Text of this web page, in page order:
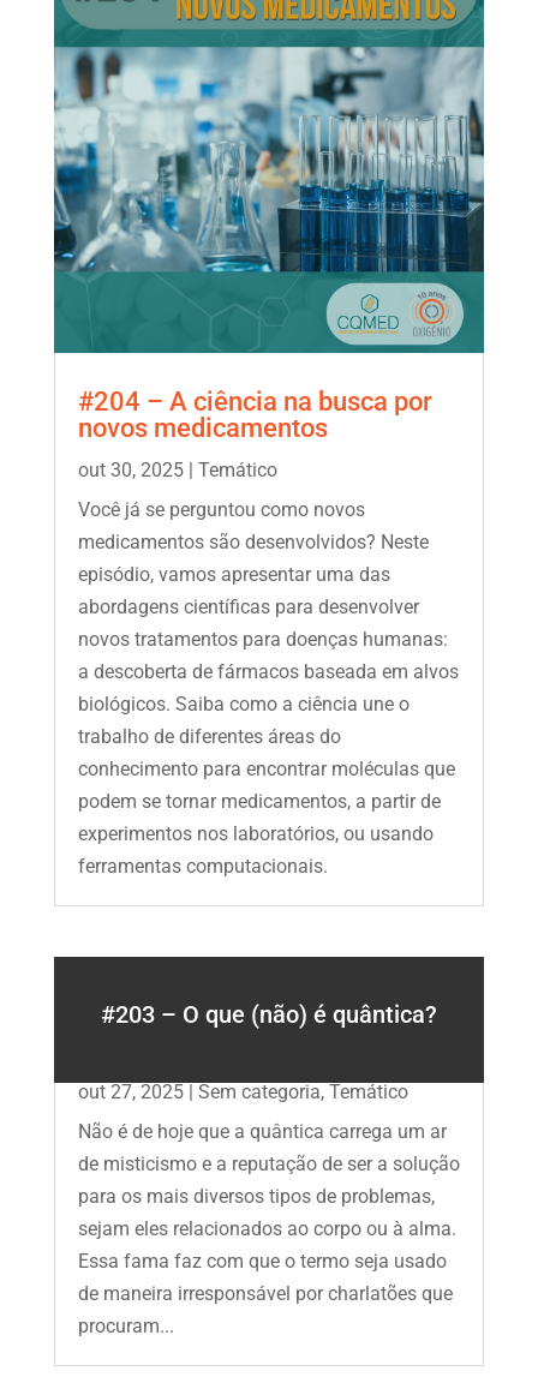
#204 – A ciência na busca por
novos medicamentos
out 30, 2025| Temático
Você já se perguntou como novos
medicamentos são desenvolvidos? Neste
episódio, vamos apresentar uma das
abordagens científicas para desenvolver
novos tratamentos para doenças humanas:
a descoberta de fármacos baseada em alvos
biológicos. Saiba como a ciência une o
trabalho de diferentes áreas do
conhecimento para encontrar moléculas que
podem se tornar medicamentos, a partir de
experimentos nos laboratórios, ou usando
ferramentas computacionais.
#203 – O que (não) é quântica?
out 27, 2025| Sem categoria, Temático
Não é de hoje que a quântica carrega um ar
de misticismo e a reputação de ser a solução
para os mais diversos tipos de problemas,
sejam eles relacionados ao corpo ou à alma.
Essa fama faz com que o termo seja usado
de maneira irresponsável por charlatões que
procuram...